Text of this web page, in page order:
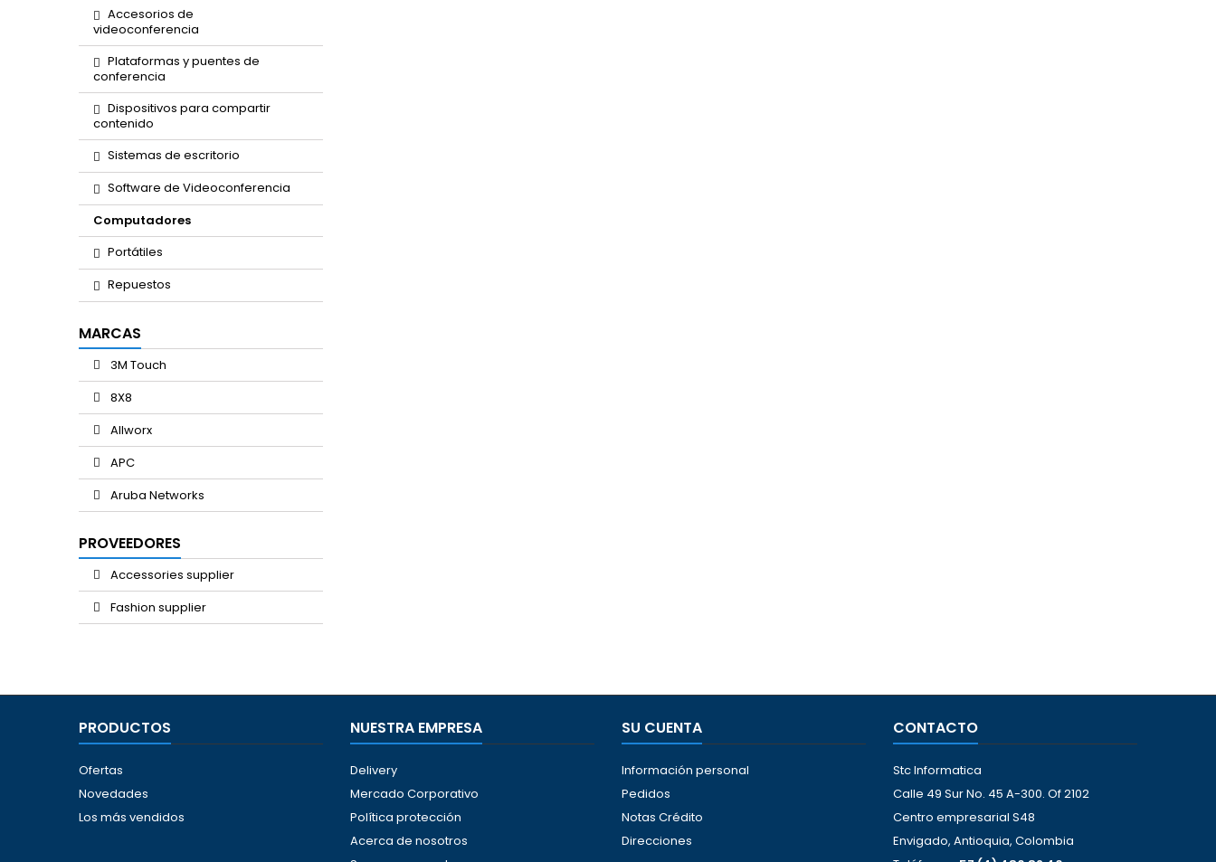
Accesorios de
videoconferencia
Plataformas y puentes de
conferencia
Dispositivos para compartir
contenido
Sistemas de escritorio
Software de Videoconferencia
Computadores
Portátiles
Repuestos
MARCAS
3M Touch
8X8
Allworx
APC
Aruba Networks
PROVEEDORES
Accessories supplier
Fashion supplier
PRODUCTOS
Ofertas
Novedades
Los más vendidos
NUESTRA EMPRESA
Delivery
Mercado Corporativo
Política protección
Acerca de nosotros
SU CUENTA
Información personal
Pedidos
Notas Crédito
Direcciones
CONTACTO
Stc Informatica
Calle 49 Sur No. 45 A-300. Of 2102
Centro empresarial S48
Envigado, Antioquia, Colombia